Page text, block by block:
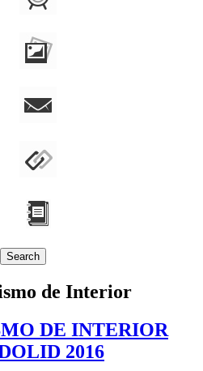
Search
de Interior
DE INTERIOR
2016